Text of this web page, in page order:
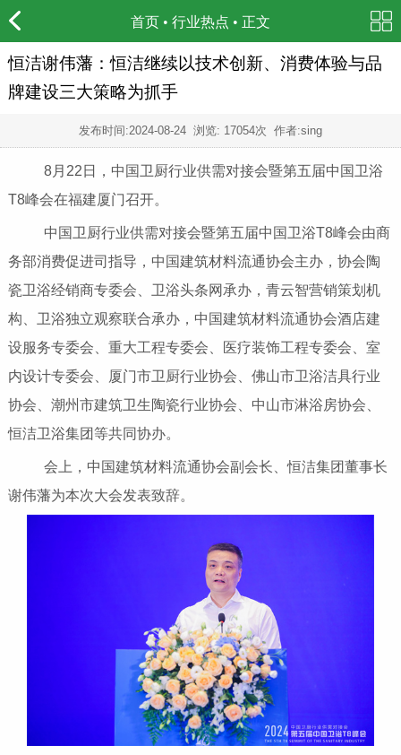
首页 • 行业热点 • 正文
恒洁谢伟藩：恒洁继续以技术创新、消费体验与品
牌建设三大策略为抓手
发布时间:2024-08-24 浏览: 17054次 作者:sing
8月22日，中国卫厨行业供需对接会暨第五届中国卫浴
T8峰会在福建厦门召开。
中国卫厨行业供需对接会暨第五届中国卫浴T8峰会由商
务部消费促进司指导，中国建筑材料流通协会主办，协会陶
瓷卫浴经销商专委会、卫浴头条网承办，青云智营销策划机
构、卫浴独立观察联合承办，中国建筑材料流通协会酒店建
设服务专委会、重大工程专委会、医疗装饰工程专委会、室
内设计专委会、厦门市卫厨行业协会、佛山市卫浴洁具行业
协会、潮州市建筑卫生陶瓷行业协会、中山市淋浴房协会、
恒洁卫浴集团等共同协办。
会上，中国建筑材料流通协会副会长、恒洁集团董事长
谢伟藩为本次大会发表致辞。